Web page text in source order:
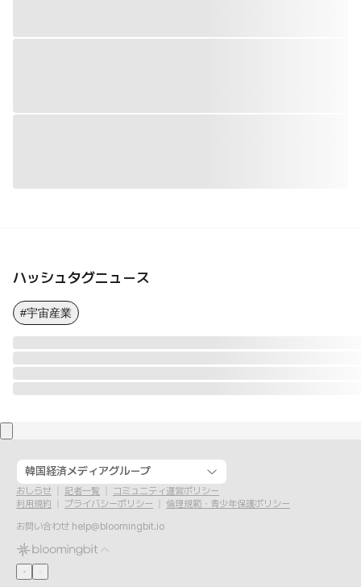
ハッシュタグニュース
#宇宙産業
韓国経済メディアグループ
おしらせ 記者一覧
コミュニティ運営ポリシー
利用規約
プライバシーポリシー
倫理規範・青少年保護ポリシー
お問い合わせ help@bloomingbit.io